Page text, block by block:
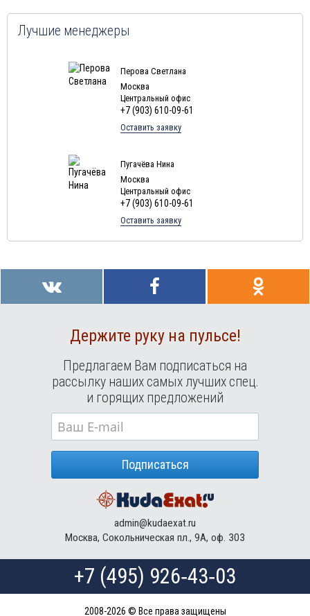
Лучшие менеджеры
Перова Светлана
Москва
Центральный офис
+7 (903) 610-09-61
Оставить заявку
Пугачёва Нина
Москва
Центральный офис
+7 (903) 610-09-61
Оставить заявку
Держите руку на пульсе!
Предлагаем Вам подписаться на
рассылку наших самых лучших спец.
и горящих предложений
Подписаться
admin@kudaexat.ru
Москва, Сокольническая пл., 9А, оф. 303
+7 (495) 926‑43‑03
2008-2026 © Все права защищены